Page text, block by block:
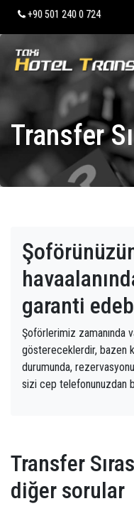
+90 501 240 0 724
Transfer
garanti
Şoförlerimiz zamanında
göstereceklerdir, bazen
durumunda,
sizi cep telefonunuzdan
Transfer
diğer sorular